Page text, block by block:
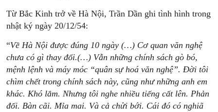
Từ Bắc Kinh trở về Hà Nội, Trần Dần ghi tình hình trong
nhật ký ngày 20/12/54:
“Về Hà Nội được đúng 10 ngày (…) Cơ quan văn nghệ
chưa có gì thay đổi.(…) Vẫn những chính sách gò bó,
mệnh lệnh và máy móc “quân sự hoá văn nghệ”. Đời tôi
chìm chết trong chính sách này, cũng như những anh em
khác. Khó lắm. Nhưng tôi nghe nhiều tiếng cất lên. Phản
đối. Bàn cãi. Mỉa mai. Và cả chửi bới. Cái đó có nghiã